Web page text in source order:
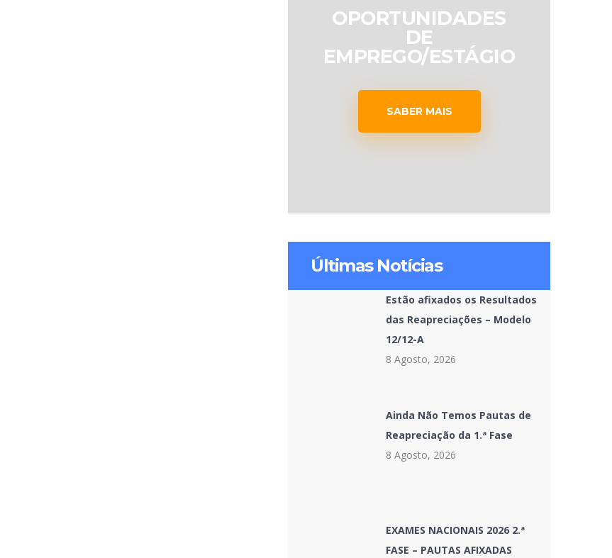
OPORTUNIDADES
DE
EMPREGO/ESTÁGIO
SABER MAIS
Últimas Notícias
Estão afixados os Resultados
das Reapreciações – Modelo
12/12-A
8 Agosto, 2026
Ainda Não Temos Pautas de
Reapreciação da 1.ª Fase
8 Agosto, 2026
EXAMES NACIONAIS 2026 2.ª
FASE – PAUTAS AFIXADAS